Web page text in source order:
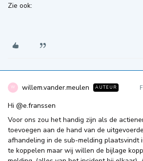
Zie ook:
W willem.vander.meulen AUTEUR
Hi @e.franssen
Voor ons zou het handig zijn als de
toevoegen aan de hand van de
afhandeling in de sub-melding plaatsvindt
te koppelen maar wij willen de bijlage